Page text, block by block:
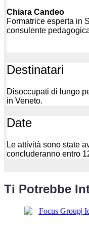
Chiara Candeo
Formatrice esperta in
consulente
Destinatari
Disoccupati di lungo
in Veneto.
Date
Le attività sono state
concluderanno entro
Ti Potrebbe